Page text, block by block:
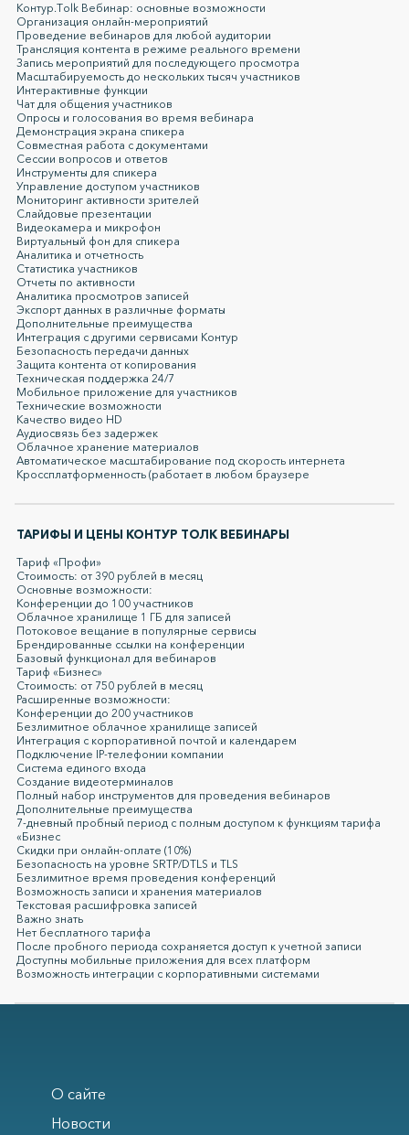
Контур.Тolk Вебинар: основные возможности
Организация онлайн-мероприятий
Проведение вебинаров для любой аудитории
Трансляция контента в режиме реального времени
Запись мероприятий для последующего просмотра
Масштабируемость до нескольких тысяч участников
Интерактивные функции
Чат для общения участников
Опросы и голосования во время вебинара
Демонстрация экрана спикера
Совместная работа с документами
Сессии вопросов и ответов
Инструменты для спикера
Управление доступом участников
Мониторинг активности зрителей
Слайдовые презентации
Видеокамера и микрофон
Виртуальный фон для спикера
Аналитика и отчетность
Статистика участников
Отчеты по активности
Аналитика просмотров записей
Экспорт данных в различные форматы
Дополнительные преимущества
Интеграция с другими сервисами Контур
Безопасность передачи данных
Защита контента от копирования
Техническая поддержка 24/7
Мобильное приложение для участников
Технические возможности
Качество видео HD
Аудиосвязь без задержек
Облачное хранение материалов
Автоматическое масштабирование под скорость интернета
Кроссплатформенность (работает в любом браузере
ТАРИФЫ И ЦЕНЫ КОНТУР ТОЛК ВЕБИНАРЫ
Тариф «Профи»
Стоимость: от 390 рублей в месяц
Основные возможности:
Конференции до 100 участников
Облачное хранилище 1 ГБ для записей
Потоковое вещание в популярные сервисы
Брендированные ссылки на конференции
Базовый функционал для вебинаров
Тариф «Бизнес»
Стоимость: от 750 рублей в месяц
Расширенные возможности:
Конференции до 200 участников
Безлимитное облачное хранилище записей
Интеграция с корпоративной почтой и календарем
Подключение IP-телефонии компании
Система единого входа
Создание видеотерминалов
Полный набор инструментов для проведения вебинаров
Дополнительные преимущества
7-дневный пробный период с полным доступом к функциям тарифа
«Бизнес
Скидки при онлайн-оплате (10%)
Безопасность на уровне SRTP/DTLS и TLS
Безлимитное время проведения конференций
Возможность записи и хранения материалов
Текстовая расшифровка записей
Важно знать
Нет бесплатного тарифа
После пробного периода сохраняется доступ к учетной записи
Доступны мобильные приложения для всех платформ
Возможность интеграции с корпоративными системами
О сайте
Новости